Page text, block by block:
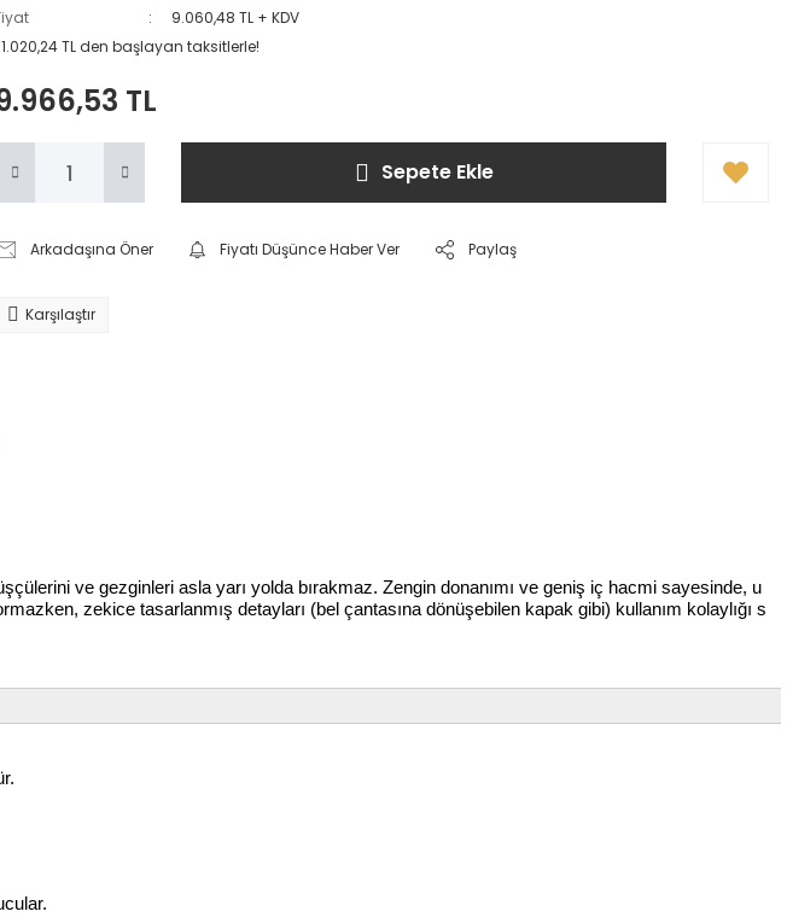
9.060,48 TL + KDV
TL den başlayan taksitlerle!
TL
Sepete Ekle
Arkadaşına Öner Fiyatı Düşünce Haber Ver Paylaş
Karşılaştır
ve gezginleri asla yarı yolda bırakmaz. Zengin donanımı ve geniş iç hacmi sayesinde, u
zekice tasarlanmış detayları (bel çantasına dönüşebilen kapak gibi) kullanım kolaylığı s